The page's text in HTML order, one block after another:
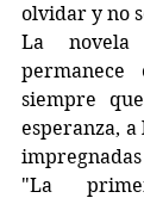
olvidar y no
La
siempre
esperanza,
"La